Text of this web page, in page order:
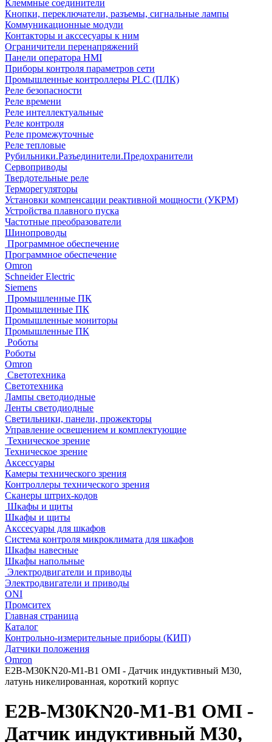
Клеммные соединители
Кнопки, переключатели, разъемы, сигнальные лампы
Коммуникационные модули
Контакторы и акссесуары к ним
Ограничители перенапряжений
Панели оператора HMI
Приборы контроля параметров сети
Промышленные контроллеры PLC (ПЛК)
Реле безопасности
Реле времени
Реле интеллектуальные
Реле контроля
Реле промежуточные
Реле тепловые
Рубильники.Разъединители.Предохранители
Сервоприводы
Твердотельные реле
Терморегуляторы
Установки компенсации реактивной мощности (УКРМ)
Устройства плавного пуска
Частотные преобразователи
Шинопроводы
Программное обеспечение
Программное обеспечение
Omron
Schneider Electric
Siemens
Промышленные ПК
Промышленные ПК
Промышленные мониторы
Промышленные ПК
Роботы
Роботы
Omron
Светотехника
Светотехника
Лампы светодиодные
Ленты светодиодные
Светильники, панели, прожекторы
Управление освещением и комплектующие
Техническое зрение
Техническое зрение
Аксессуары
Камеры технического зрения
Контроллеры технического зрения
Сканеры штрих-кодов
Шкафы и щиты
Шкафы и щиты
Акссесуары для шкафов
Система контроля микроклимата для шкафов
Шкафы навесные
Шкафы напольные
Электродвигатели и приводы
Электродвигатели и приводы
ONI
Промситех
Главная страница
Каталог
Контрольно-измерительные приборы (КИП)
Датчики положения
Omron
E2B-M30KN20-M1-B1 OMI - Датчик индуктивный M30,
латунь никелированная, короткий корпус
E2B-M30KN20-M1-B1 OMI -
Датчик индуктивный M30,